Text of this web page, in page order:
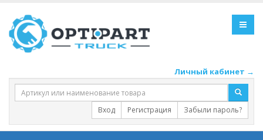
Личный кабинет →
Вход Регистрация Забыли пароль?